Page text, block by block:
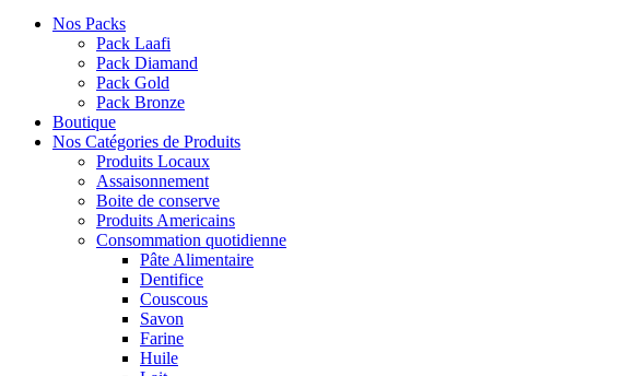
Nos Packs
Pack Laafi
Pack Diamand
Pack Gold
Pack Bronze
Boutique
Nos Catégories de Produits
Produits Locaux
Assaisonnement
Boite de conserve
Produits Americains
Consommation quotidienne
Pâte Alimentaire
Dentifice
Couscous
Savon
Farine
Huile